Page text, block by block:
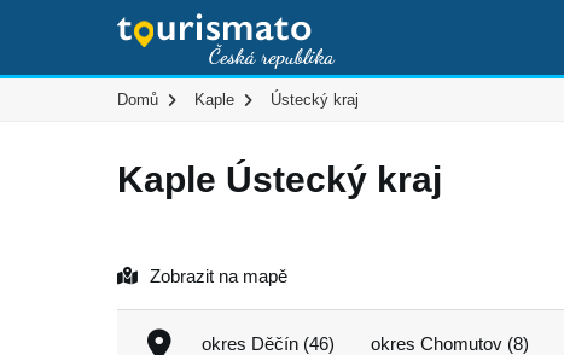
Domů Kaple Ústecký kraj
Kaple Ústecký kraj
Zobrazit na mapě
okres Děčín (46) okres Chomutov (8)